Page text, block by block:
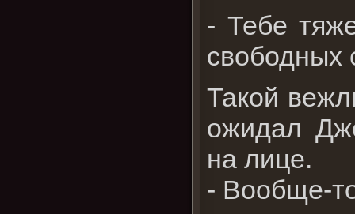
- Тебе
свободных
Такой
ожидал
на лице.
- Вообще-